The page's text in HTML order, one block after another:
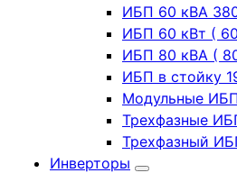
ИБП 60 кВА
ИБП 60 кВт (
ИБП 80 кВА (
ИБП в стойку
Модульные ИБП
Трехфазные
Трехфазный
Инверторы